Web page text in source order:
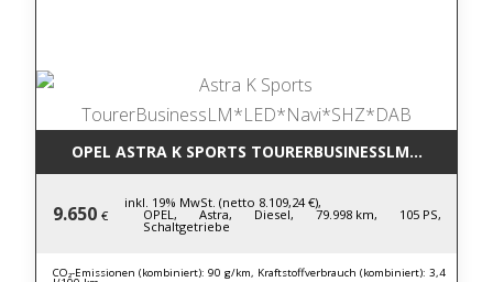
OPEL ASTRA K SPORTS
9.650 €
inkl. 19% MwSt. (netto 8.109,24 €),
OPEL, Astra, Diesel, 79.998 km, 105 PS,
Schaltgetriebe
CO₂-Emissionen (kombiniert): 90 g/km, Kraftstoffverbrauch (kombiniert): 3,4